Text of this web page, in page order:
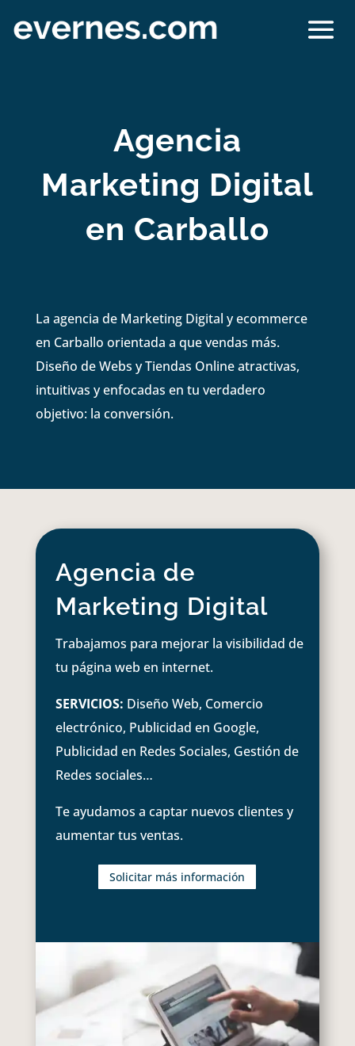
Agencia
Marketing Digital
en Carballo
La agencia de Marketing Digital y ecommerce
en Carballo orientada a que vendas más.
Diseño de Webs y Tiendas Online atractivas,
intuitivas y enfocadas en tu verdadero
objetivo: la conversión.
Agencia de
Marketing Digital
Trabajamos para mejorar la visibilidad de
tu página web en internet.
SERVICIOS: Diseño Web, Comercio
electrónico, Publicidad en Google,
Publicidad en Redes Sociales, Gestión de
Redes sociales…
Te ayudamos a captar nuevos clientes y
aumentar tus ventas.
Solicitar más información